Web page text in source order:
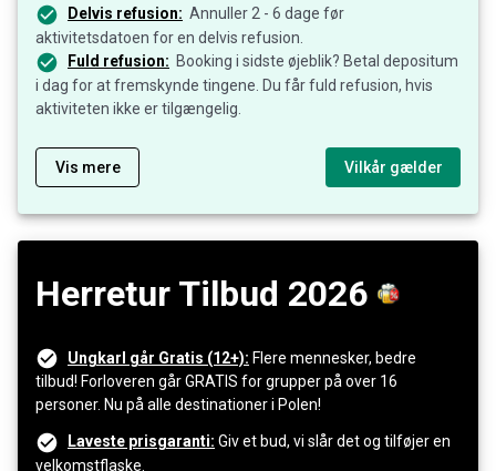
Delvis refusion: Annuller 2 - 6 dage før
aktivitetsdatoen for en delvis refusion.
Fuld refusion: Booking i sidste øjeblik? Betal depositum
i dag for at fremskynde tingene. Du får fuld refusion, hvis
aktiviteten ikke er tilgængelig.
Vis mere Vilkår gælder
Herretur Tilbud 2026
Ungkarl går Gratis (12+): Flere mennesker, bedre
tilbud! Forloveren går GRATIS for grupper på over 16
personer. Nu på alle destinationer i Polen!
Laveste prisgaranti: Giv et bud, vi slår det og tilføjer en
velkomstflaske.